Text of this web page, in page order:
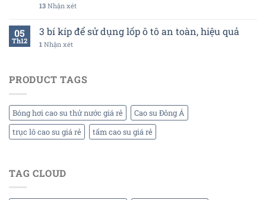
13 Nhận xét
05
Th12
3 bí kíp để sử dụng lốp ô tô an toàn, hiệu quả
1 Nhận xét
PRODUCT TAGS
Bóng hơi cao su thử nước giá rẻ
Cao su Đông Á
trục lô cao su giá rẻ
tấm cao su giá rẻ
TAG CLOUD